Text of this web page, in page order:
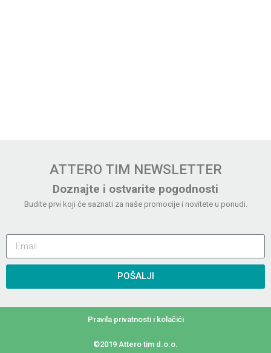
ATTERO TIM NEWSLETTER
Doznajte i ostvarite pogodnosti
Budite prvi koji će saznati za naše promocije i novitete u ponudi.
POŠALJI
Pravila privatnosti i kolačići
©2019 Attero tim d.o.o.